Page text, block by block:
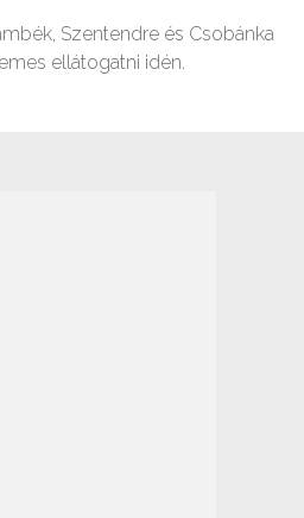
Szentendre és Csobánka
ellátogatni idén.